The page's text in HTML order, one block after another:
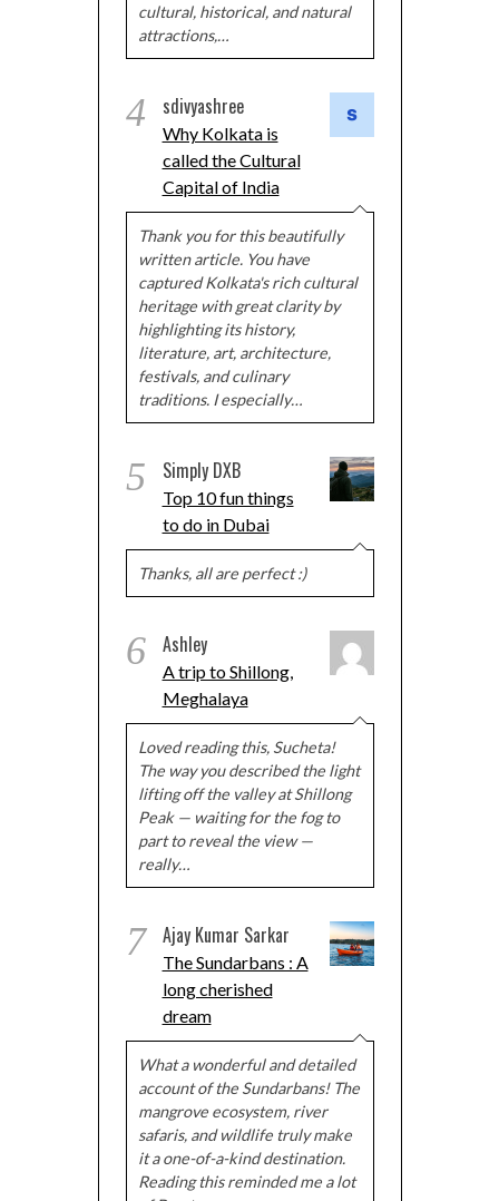
cultural, historical, and natural
attractions,…
4 sdivyashree
Why Kolkata is
called the Cultural
Capital of India
Thank you for this beautifully
written article. You have
captured Kolkata's rich cultural
heritage with great clarity by
highlighting its history,
literature, art, architecture,
festivals, and culinary
traditions. I especially…
5 Simply DXB
Top 10 fun things
to do in Dubai
Thanks, all are perfect :)
6 Ashley
A trip to Shillong,
Meghalaya
Loved reading this, Sucheta!
The way you described the light
lifting off the valley at Shillong
Peak — waiting for the fog to
part to reveal the view —
really…
7 Ajay Kumar Sarkar
The Sundarbans : A
long cherished
dream
What a wonderful and detailed
account of the Sundarbans! The
mangrove ecosystem, river
safaris, and wildlife truly make
it a one-of-a-kind destination.
Reading this reminded me a lot